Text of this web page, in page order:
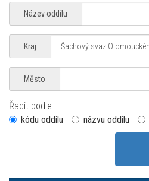
Název oddílu
Kraj
Město
Řadit podle:
kódu oddílu
názvu oddílu